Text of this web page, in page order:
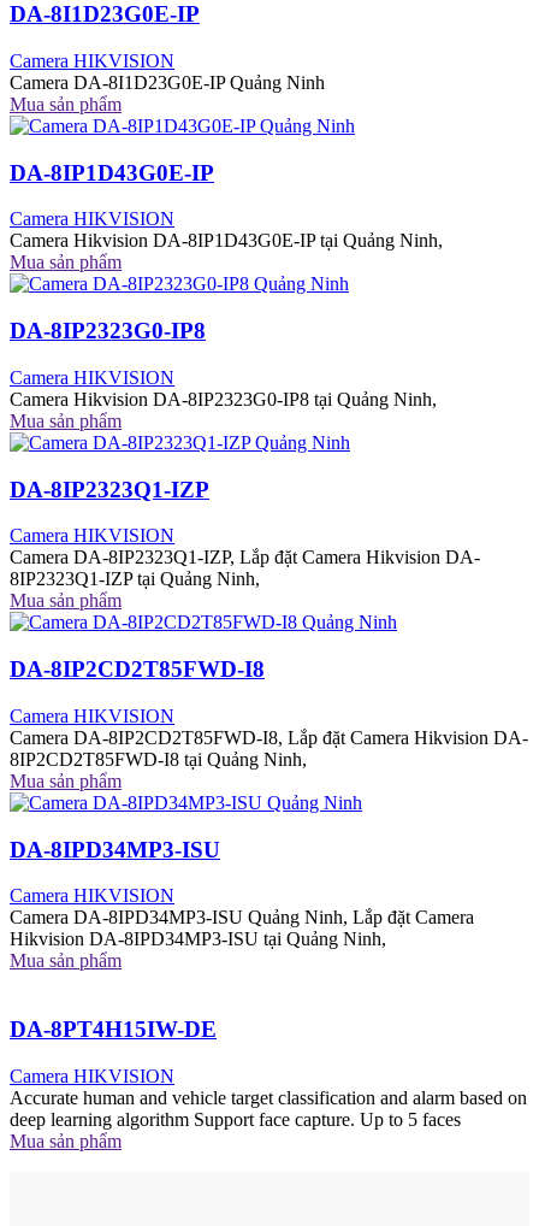
DA-8I1D23G0E-IP
Camera HIKVISION
Camera DA-8I1D23G0E-IP Quảng Ninh
Mua sản phẩm
DA-8IP1D43G0E-IP
Camera HIKVISION
Camera Hikvision DA-8IP1D43G0E-IP tại Quảng Ninh,
Mua sản phẩm
DA-8IP2323G0-IP8
Camera HIKVISION
Camera Hikvision DA-8IP2323G0-IP8 tại Quảng Ninh,
Mua sản phẩm
DA-8IP2323Q1-IZP
Camera HIKVISION
Camera DA-8IP2323Q1-IZP, Lắp đặt Camera Hikvision DA-
8IP2323Q1-IZP tại Quảng Ninh,
Mua sản phẩm
DA-8IP2CD2T85FWD-I8
Camera HIKVISION
Camera DA-8IP2CD2T85FWD-I8, Lắp đặt Camera Hikvision DA-
8IP2CD2T85FWD-I8 tại Quảng Ninh,
Mua sản phẩm
DA-8IPD34MP3-ISU
Camera HIKVISION
Camera DA-8IPD34MP3-ISU Quảng Ninh, Lắp đặt Camera
Hikvision DA-8IPD34MP3-ISU tại Quảng Ninh,
Mua sản phẩm
DA-8PT4H15IW-DE
Camera HIKVISION
Accurate human and vehicle target classification and alarm based on
deep learning algorithm Support face capture. Up to 5 faces
Mua sản phẩm